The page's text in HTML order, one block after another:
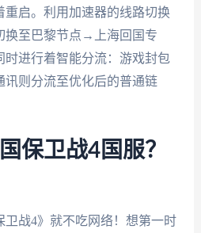
重启。利用加速器的线路切换
换至巴黎节点→上海回国专
时进行着智能分流：游戏封包
讯则分流至优化后的普通链
保卫战4国服？
卫战4》就不吃网络！想第一时